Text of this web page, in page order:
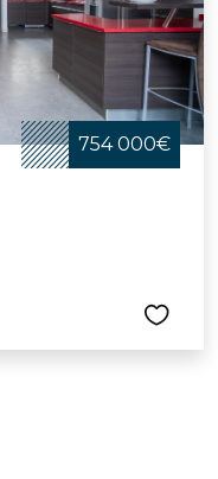
754 000€